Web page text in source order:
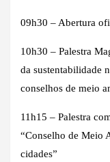
09h30 – Abertura
10h30 – Palestra
da sustentabilidade
conselhos de meio
11h15 – Palestra
“Conselho de Meio
cidades”